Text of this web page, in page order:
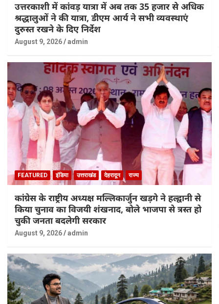
उत्तरकाशी में कांवड़ यात्रा में अब तक 35 हजार से अधिक
श्रद्धालुओं ने की यात्रा, डीएम आर्य ने सभी व्यवस्थाएं
दुरुस्त रखने के दिए निर्देश
August 9, 2026 admin
FEATURED इंडिया उत्तराखंड देहरादून राज्य
कांग्रेस के राष्ट्रीय अध्यक्ष मल्लिकार्जुन खड़गे ने हल्द्वानी से
किया चुनाव का विजयी शंखनाद, बोले भाजपा से त्रस्त हो
चुकी जनता बदलेगी सरकार
August 9, 2026 admin